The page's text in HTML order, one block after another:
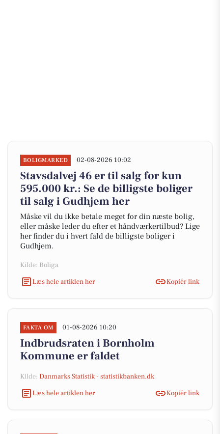
BOLIGMARKED 02-08-2026 10:02
Stavsdalvej 46 er til salg for kun
595.000 kr.: Se de billigste boliger
til salg i Gudhjem her
Måske vil du ikke betale meget for din næste bolig,
eller måske leder du efter et håndværkertilbud? Lige
her finder du i hvert fald de billigste boliger i
Gudhjem.
Kilde: Boliga
Læs hele artiklen her
Kopiér link
FAKTA OM 01-08-2026 10:20
Indbrudsraten i Bornholm
Kommune er faldet
Kilde: Danmarks Statistik - statistikbanken.dk
Læs hele artiklen her
Kopiér link